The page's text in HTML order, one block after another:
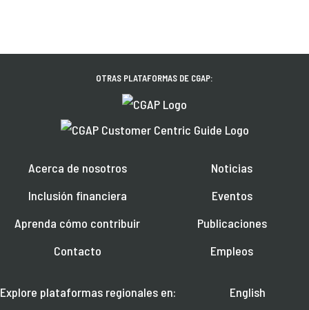
OTRAS PLATAFORMAS DE CGAP:
Acerca de nosotros
Inclusión financiera
Aprenda cómo contribuir
Contacto
Noticias
Eventos
Publicaciones
Empleos
Explore plataformas regionales en: English